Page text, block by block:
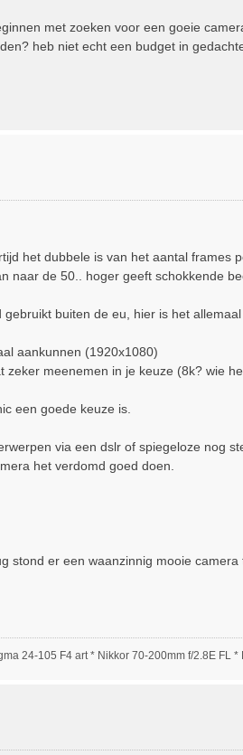
met zoeken voor een goeie
heb niet echt een budget in
het dubbele is van het aantal frames
naar de 50.. hoger geeft schokkende
buiten de eu, hier is het allemaal
aankunnen (1920x1080)
zeker meenemen in je keuze (8k? wie
een goede keuze is.
via een dslr of spiegeloze nog
het verdomd goed doen.
stond er een waanzinnig mooie
24-105 F4 art * Nikkor 70-200mm f/2.8E FL